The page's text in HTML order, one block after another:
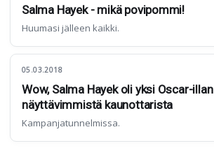
Salma Hayek - mikä povipommi!
Huumasi jälleen kaikki.
05.03.2018
Wow, Salma Hayek oli yksi Oscar-illan
näyttävimmistä kaunottarista
Kampanjatunnelmissa.